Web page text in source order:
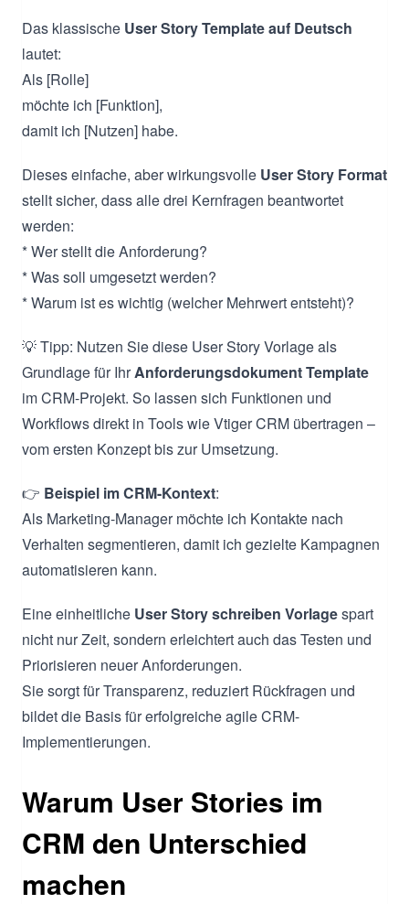
Das klassische User Story Template auf Deutsch
lautet:
Als [Rolle]
möchte ich [Funktion],
damit ich [Nutzen] habe.
Dieses einfache, aber wirkungsvolle User Story Format
stellt sicher, dass alle drei Kernfragen beantwortet
werden:
* Wer stellt die Anforderung?
* Was soll umgesetzt werden?
* Warum ist es wichtig (welcher Mehrwert entsteht)?
💡 Tipp: Nutzen Sie diese User Story Vorlage als
Grundlage für IhrAnforderungsdokument Template
im CRM-Projekt. So lassen sich Funktionen und
Workflows direkt in Tools wie Vtiger CRM übertragen –
vom ersten Konzept bis zur Umsetzung.
👉 Beispiel im CRM-Kontext:
Als Marketing-Manager möchte ich Kontakte nach
Verhalten segmentieren, damit ich gezielte Kampagnen
automatisieren kann.
Eine einheitliche User Story schreiben Vorlagespart
nicht nur Zeit, sondern erleichtert auch das Testen und
Priorisieren neuer Anforderungen.
Sie sorgt für Transparenz, reduziert Rückfragen und
bildet die Basis für erfolgreiche agile CRM-
Implementierungen.
Warum User Stories im
CRM den Unterschied
machen